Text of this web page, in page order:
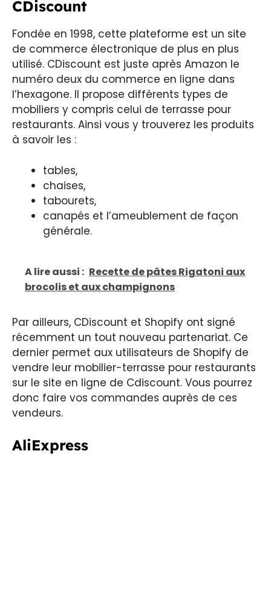
CDiscount
Fondée en 1998, cette plateforme est un site
de commerce électronique de plus en plus
utilisé. CDiscount est juste après Amazon le
numéro deux du commerce en ligne dans
l’hexagone. Il propose différents types de
mobiliers y compris celui de terrasse pour
restaurants. Ainsi vous y trouverez les produits
à savoir les :
tables,
chaises,
tabourets,
canapés et l’ameublement de façon
générale.
A lire aussi : Recette de pâtes Rigatoni aux
brocolis et aux champignons
Par ailleurs, CDiscount et Shopify ont signé
récemment un tout nouveau partenariat. Ce
dernier permet aux utilisateurs de Shopify de
vendre leur mobilier-terrasse pour restaurants
sur le site en ligne de Cdiscount. Vous pourrez
donc faire vos commandes auprès de ces
vendeurs.
AliExpress